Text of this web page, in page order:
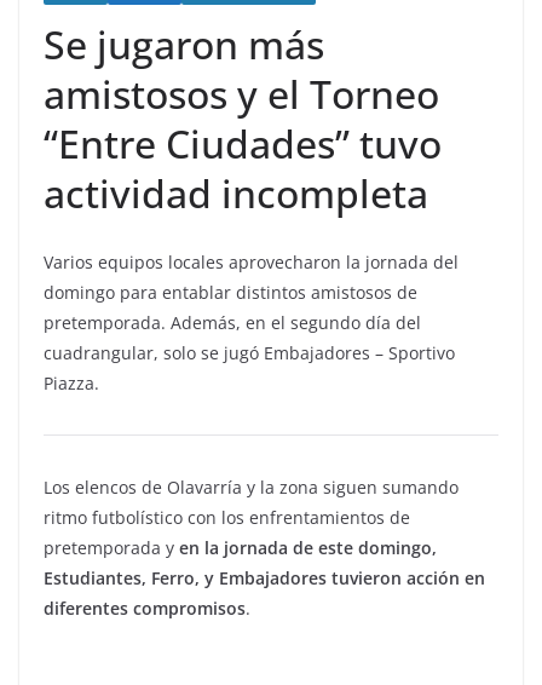
Se jugaron más
amistosos y el Torneo
“Entre Ciudades” tuvo
actividad incompleta
Varios equipos locales aprovecharon la jornada del
domingo para entablar distintos amistosos de
pretemporada. Además, en el segundo día del
cuadrangular, solo se jugó Embajadores – Sportivo
Piazza.
Los elencos de Olavarría y la zona siguen sumando
ritmo futbolístico con los enfrentamientos de
pretemporada y en la jornada de este domingo,
Estudiantes, Ferro, y Embajadores tuvieron acción en
diferentes compromisos.